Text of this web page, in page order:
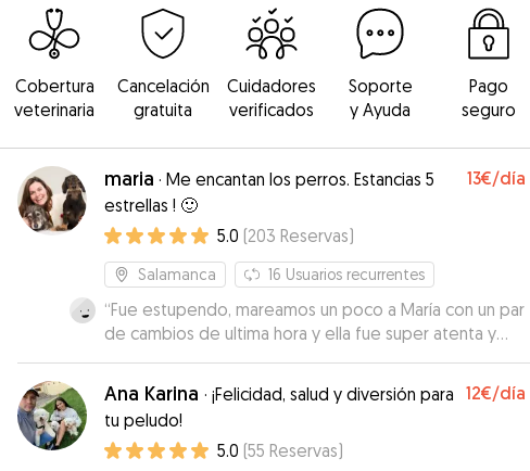
Cobertura
veterinaria
Cancelación
gratuita
Cuidadores
verificados
Soporte
y Ayuda
Pago
seguro
maria · Me encantan los perros. Estancias 5
estrellas ! 🙂
13€/día
5.0 (203 Reservas)
Salamanca 16 Usuarios recurrentes
“Fue estupendo, mareamos un poco a María con un par
de cambios de ultima hora y ella fue super atenta y
nos dió todo tipo de facilidades. Pepo estuvo
fenomenal no cabe duda de que si surge la ocasión
volveremos a contactar con ella”
Ana Karina · ¡Felicidad, salud y diversión para
tu peludo!
12€/día
5.0 (55 Reservas)